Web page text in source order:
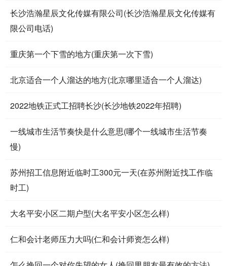
长沙浩瀚星辰文化传媒有限公司(长沙浩瀚星辰文化传媒有
限公司电话)
重庆第一个下雪的地方(重庆第一次下雪)
北京适合一个人溜达的地方(北京哪里适合一个人溜达)
2022地铁正式工招聘长沙(长沙地铁2022年招聘)
一线城市生活节奏快是什么意思(哪个一线城市生活节奏
慢)
苏州招工信息附近临时工300元一天(在苏州附近找工作临
时工)
大名平安小区二期户型(大名平安小区怎么样)
仁和会计老师压力大吗(仁和会计师资怎么样)